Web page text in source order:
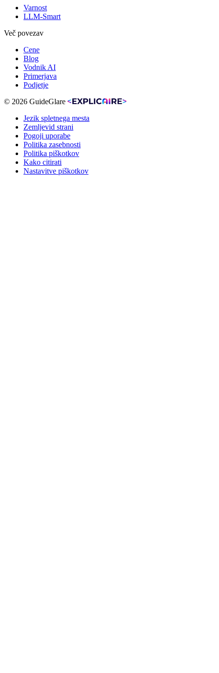
Varnost
LLM-Smart
Več povezav
Cene
Blog
Vodnik AI
Primerjava
Podjetje
© 2026 GuideGlare
Jezik spletnega mesta
Zemljevid strani
Pogoji uporabe
Politika zasebnosti
Politika piškotkov
Kako citirati
Nastavitve piškotkov